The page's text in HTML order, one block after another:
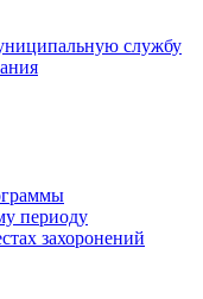
службу
периоду
захоронений